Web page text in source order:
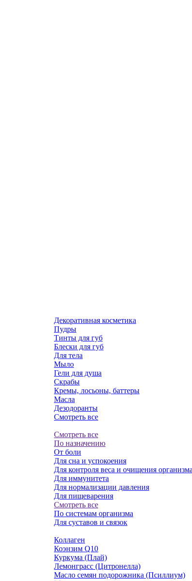
Декоративная косметика
Пудры
Тинты для губ
Блески для губ
Для тела
Мыло
Гели для душа
Скрабы
Кремы, лосьоны, баттеры
Масла
Дезодоранты
Смотреть все
Смотреть все
По назначению
От боли
Для сна и успокоения
Для контроля веса и очищения организма
Для иммунитета
Для нормализации давления
Для пищеварения
Смотреть все
По системам организма
Для суставов и связок
Коллаген
Коэнзим Q10
Куркума (Плай)
Лемонграсс (Цитронелла)
Масло семян подорожника (Псиллиум)